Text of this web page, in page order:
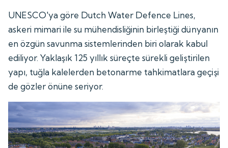
UNESCO'ya göre Dutch Water Defence Lines,
askeri mimari ile su mühendisliğinin birleştiği dünyanın
en özgün savunma sistemlerinden biri olarak kabul
ediliyor. Yaklaşık 125 yıllık süreçte sürekli geliştirilen
yapı, tuğla kalelerden betonarme tahkimatlara geçişi
de gözler önüne seriyor.